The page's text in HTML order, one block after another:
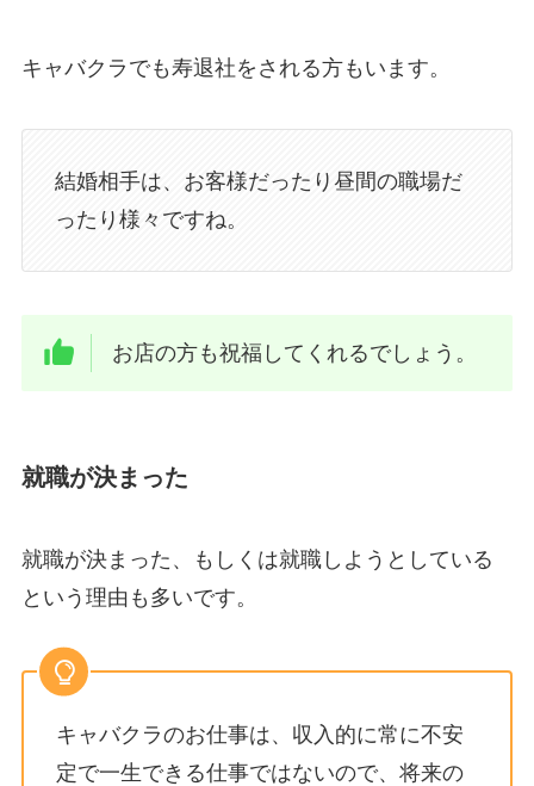
キャバクラでも寿退社をされる方もいます。
結婚相手は、お客様だったり昼間の職場だ
ったり様々ですね。
お店の方も祝福してくれるでしょう。
就職が決まった
就職が決まった、もしくは就職しようとしている
という理由も多いです。
キャバクラのお仕事は、収入的に常に不安
定で一生できる仕事ではないので、将来の